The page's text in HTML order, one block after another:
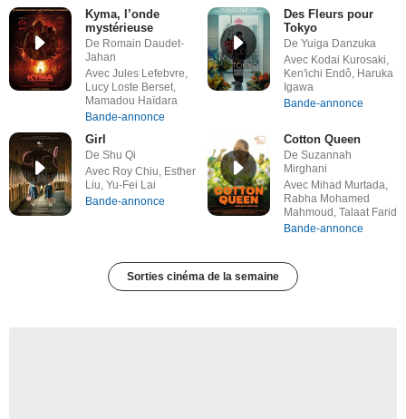
Kyma, l’onde
mystérieuse
De Romain Daudet-
Jahan
Avec Jules Lefebvre,
Lucy Loste Berset,
Mamadou Haïdara
Bande-annonce
Des Fleurs pour
Tokyo
De Yuiga Danzuka
Avec Kodai Kurosaki,
Ken'ichi Endô, Haruka
Igawa
Bande-annonce
Girl
De Shu Qi
Avec Roy Chiu, Esther
Liu, Yu-Fei Lai
Bande-annonce
Cotton Queen
De Suzannah
Mirghani
Avec Mihad Murtada,
Rabha Mohamed
Mahmoud, Talaat Farid
Bande-annonce
Sorties cinéma de la semaine